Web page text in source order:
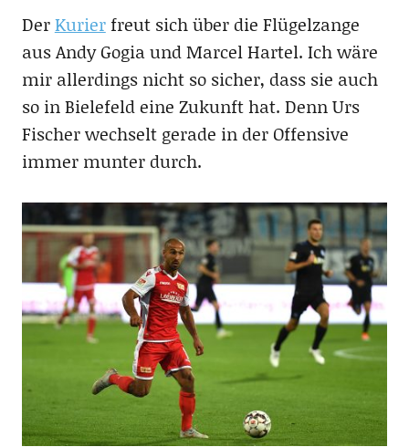
DerKurierfreut sich über die Flügelzange
aus Andy Gogia und Marcel Hartel. Ich wäre
mir allerdings nicht so sicher, dass sie auch
so in Bielefeld eine Zukunft hat. Denn Urs
Fischer wechselt gerade in der Offensive
immer munter durch.